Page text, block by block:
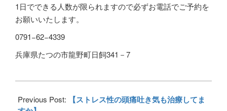
1日でできる人数が限られますので必ずお電話でご予約を
お願いいたします。
0791−62−4339
兵庫県たつの市龍野町日飼341－7
02-
26
Previous Post:
【ストレス性の頭痛吐き気も治療してま